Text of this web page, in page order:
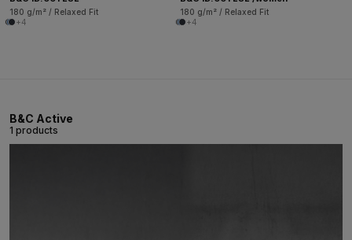
180 g/m² / Relaxed Fit
+4
180 g/m² / Relaxed Fit
+4
B&C Active
1 products